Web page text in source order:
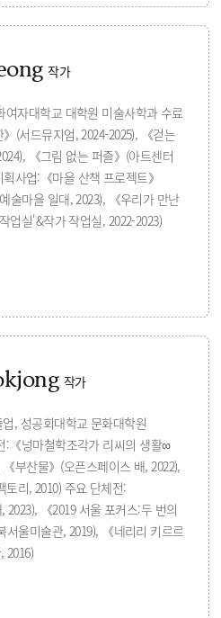
작가
자대학교 대학원 미술사학과 수료
(서드뮤지엄, 2024-2025), 《걷는
《그림 없는 퍼즐》(아트센터
사업:《마을 산책 프로젝트》
술마을 일대, 2023), 《우리가 만난
업실'&작가 작업실, 2022-2023)
작가
, 성공회대학교 문화대학원
:《넝마철학조각가 리씨의 생활∞
부산물》(오픈스페이스 배, 2022),
토리, 2010) 주요 단체전:
2023), 《2019 서울 포커스:두 번의
울미술관, 2019), 《네리리 키르르
2016)